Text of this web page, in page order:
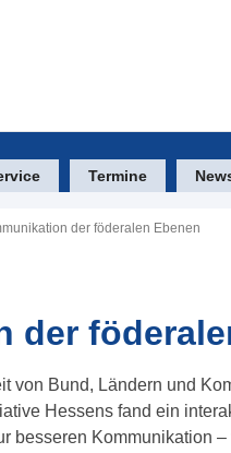
Termine
der föderalen Ebenen
der
von Bund, Ländern und
Hessens fand ein
besseren Kommunikation